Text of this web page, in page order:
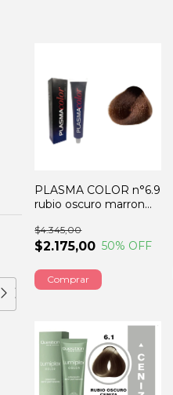
PLASMA COLOR n°6.9
rubio oscuro marron
$2.175,00
$4.345,00
50% OFF